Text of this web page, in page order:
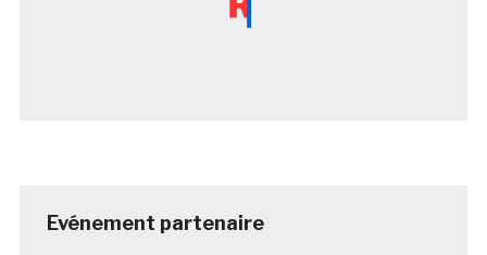
Evénement partenaire